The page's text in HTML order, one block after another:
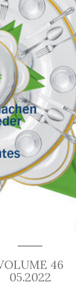
46
05.2022